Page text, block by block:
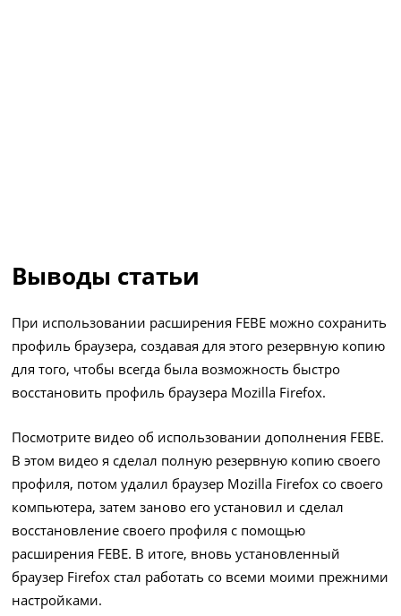
Выводы статьи
При использовании расширения FEBE можно сохранить
профиль браузера, создавая для этого резервную копию
для того, чтобы всегда была возможность быстро
восстановить профиль браузера Mozilla Firefox.
Посмотрите видео об использовании дополнения FEBE.
В этом видео я сделал полную резервную копию своего
профиля, потом удалил браузер Mozilla Firefox со своего
компьютера, затем заново его установил и сделал
восстановление своего профиля с помощью
расширения FEBE. В итоге, вновь установленный
браузер Firefox стал работать со всеми моими прежними
настройками.